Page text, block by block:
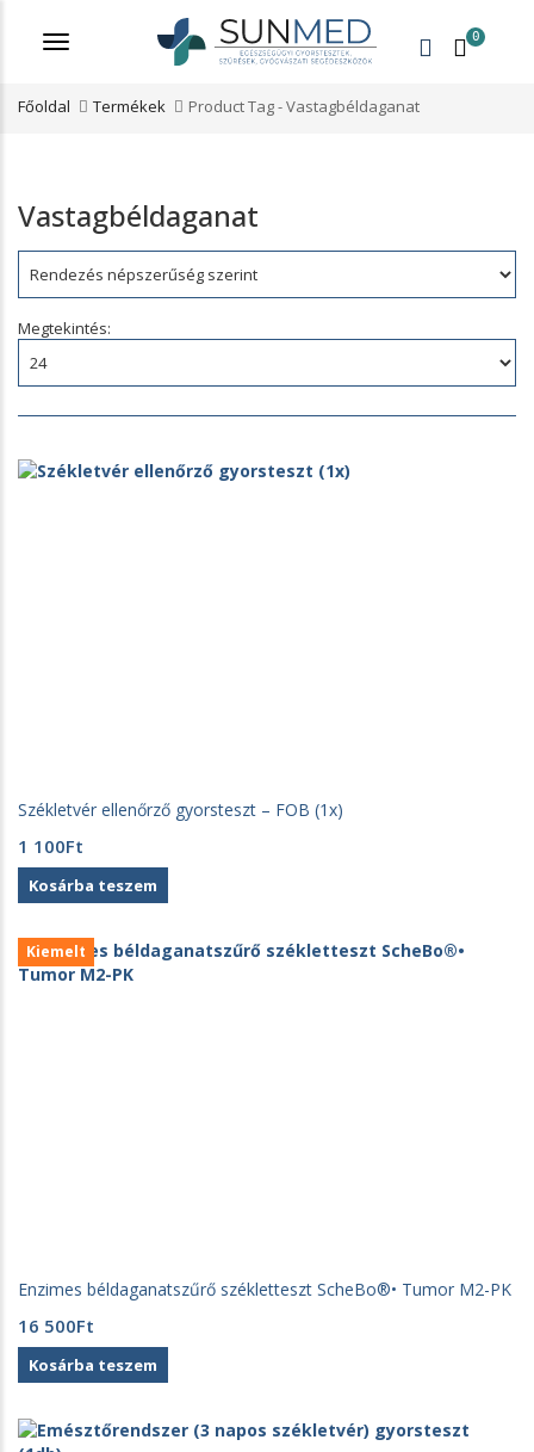
Menü 0
Főoldal Termékek Product Tag -Vastagbéldaganat
Vastagbéldaganat
Rendezés:
Megtekintés:
Székletvér ellenőrző gyorsteszt – FOB (1x)
1 100Ft
Kosárba teszem
Kiemelt
Enzimes béldaganatszűrő székletteszt ScheBo®• Tumor M2-PK
16 500Ft
Kosárba teszem